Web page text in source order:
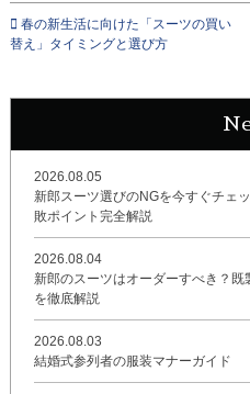
春の新生活に向けた「スーツの買い
替え」タイミングと選び方
2026.08.05
新郎スーツ選びのNGを今すぐチェ
敗ポイント完全解説
2026.08.04
新郎のスーツはオーダーすべき？
を徹底解説
2026.08.03
結婚式参列者の服装マナーガイド